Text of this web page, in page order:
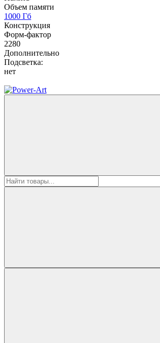
Объем памяти
1000 Гб
Конструкция
Форм-фактор
2280
Дополнительно
Подсветка:
нет